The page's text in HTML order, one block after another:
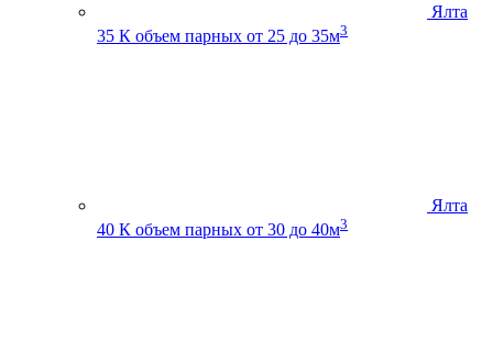
Ялта
35 К объем парных от 25 до 35м3
Ялта
40 К объем парных от 30 до 40м3